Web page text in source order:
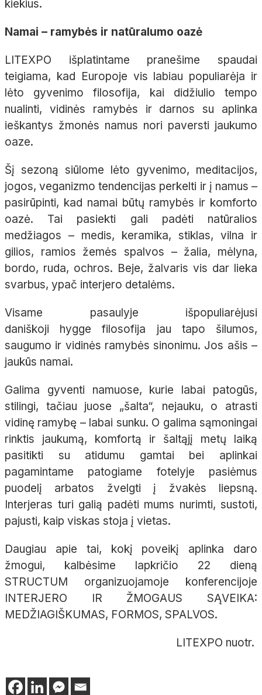
kiekius.
Namai – ramybės ir natūralumo oazė
LITEXPO išplatintame pranešime spaudai
teigiama, kad Europoje vis labiau populiarėja ir
lėto gyvenimo filosofija, kai didžiulio tempo
nualinti, vidinės ramybės ir darnos su aplinka
ieškantys žmonės namus nori paversti jaukumo
oaze.
Šį sezoną siūlome lėto gyvenimo, meditacijos,
jogos, veganizmo tendencijas perkelti ir į namus –
pasirūpinti, kad namai būtų ramybės ir komforto
oazė. Tai pasiekti gali padėti natūralios
medžiagos – medis, keramika, stiklas, vilna ir
gilios, ramios žemės spalvos – žalia, mėlyna,
bordo, ruda, ochros. Beje, žalvaris vis dar lieka
svarbus, ypač interjero detalėms.
Visame pasaulyje išpopuliarėjusi
daniškoji hygge filosofija jau tapo šilumos,
saugumo ir vidinės ramybės sinonimu. Jos ašis –
jaukūs namai.
Galima gyventi namuose, kurie labai patogūs,
stilingi, tačiau juose „šalta“, nejauku, o atrasti
vidinę ramybę – labai sunku. O galima sąmoningai
rinktis jaukumą, komfortą ir šaltąjį metų laiką
pasitikti su atidumu gamtai bei aplinkai
pagamintame patogiame fotelyje pasiėmus
puodelį arbatos žvelgti į žvakės liepsną.
Interjeras turi galią padėti mums nurimti, sustoti,
pajusti, kaip viskas stoja į vietas.
Daugiau apie tai, kokį poveikį aplinka daro
žmogui, kalbėsime lapkričio 22 dieną
STRUCTUM organizuojamoje konferencijoje
INTERJERO IR ŽMOGAUS SĄVEIKA:
MEDŽIAGIŠKUMAS, FORMOS, SPALVOS.
LITEXPO nuotr.